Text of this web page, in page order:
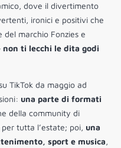
dove il divertimento
ironici e positivi che
del marchio Fonzies e
non ti lecchi le dita godi
TikTok da maggio ad
una parte di formati
della community di
tutta l’estate; poi, una
sport e musica,